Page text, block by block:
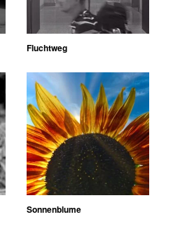
Fluchtweg
Sonnenblume